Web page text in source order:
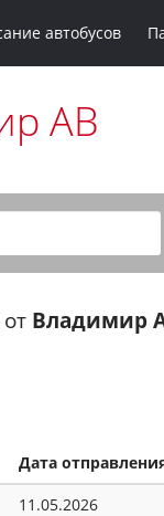
автобусов
АВ
Владимир
Дата
11.05.2026